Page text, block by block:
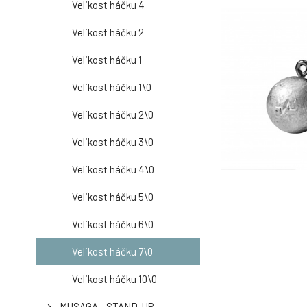
Velikost háčku 4
Velikost háčku 2
Velikost háčku 1
Velikost háčku 1\0
Velikost háčku 2\0
Velikost háčku 3\0
Velikost háčku 4\0
Velikost háčku 5\0
Velikost háčku 6\0
Velikost háčku 7\0
Velikost háčku 10\0